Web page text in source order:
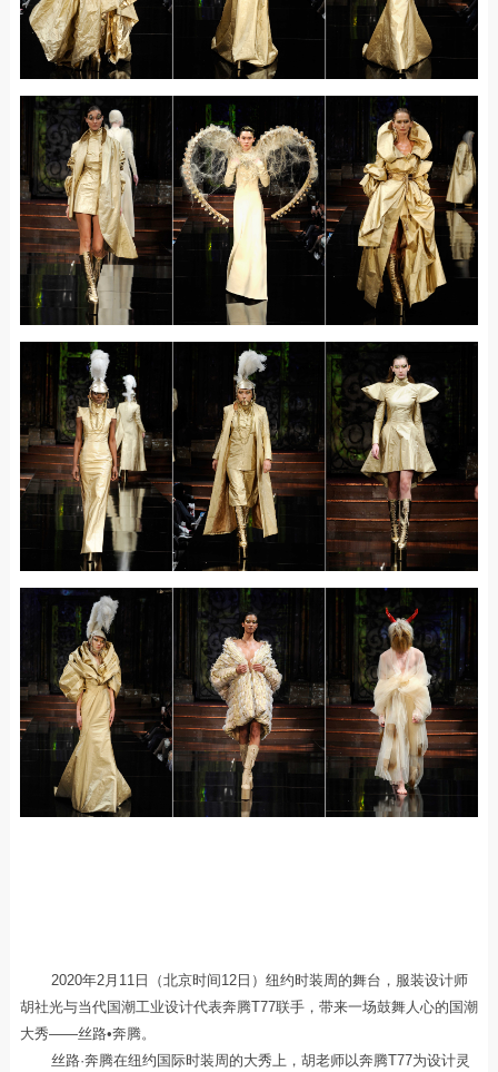
2020年2月11日（北京时间12日）纽约时装周的舞台，服装设计师
胡社光与当代国潮工业设计代表奔腾T77联手，带来一场鼓舞人心的国潮
大秀——丝路•奔腾。
丝路·奔腾在纽约国际时装周的大秀上，胡老师以奔腾T77为设计灵